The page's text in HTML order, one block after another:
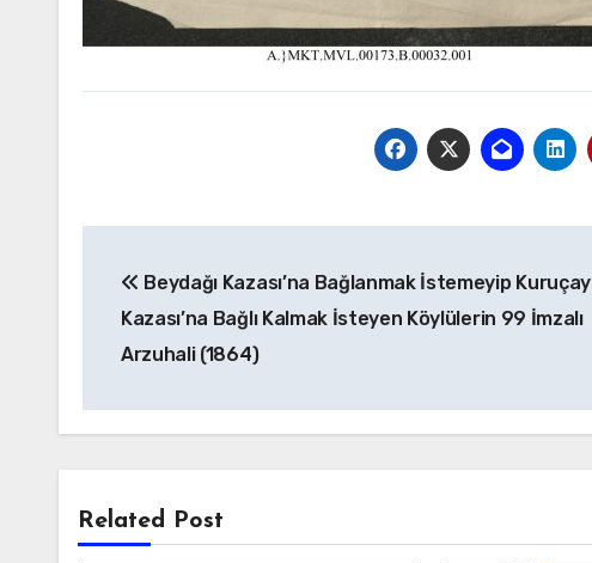
gezinmesi
Beydağı Kazası’na Bağlanmak İstemeyip Kuruçay
Kazası’na Bağlı Kalmak İsteyen Köylülerin 99 İmzalı
Arzuhali (1864)
Related Post